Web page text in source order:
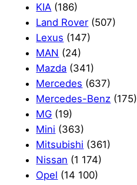
KIA (186)
Land Rover (507)
Lexus (147)
MAN (24)
Mazda (341)
Mercedes (637)
Mercedes-Benz (175)
MG (19)
Mini (363)
Mitsubishi (361)
Nissan (1 174)
Opel (14 100)